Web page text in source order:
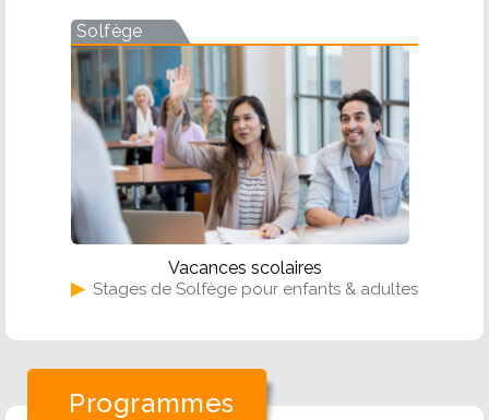
Solfège
Vacances scolaires
▶ Stages de Solfège pour enfants & adultes
Programmes